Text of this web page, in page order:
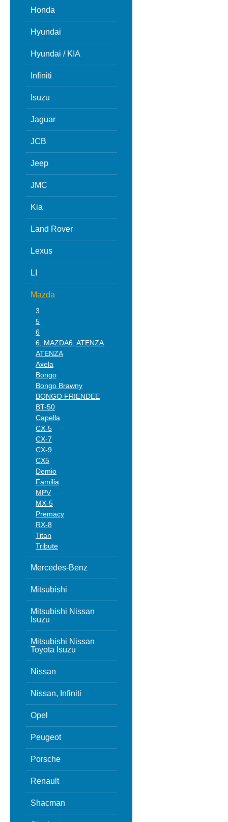
Honda
Hyundai
Hyundai / KIA
Infiniti
Isuzu
Jaguar
JCB
Jeep
JMC
Kia
Land Rover
Lexus
LI
Mazda
3
5
6
6, MAZDA6, ATENZA
ATENZA
Axela
Bongo
Bongo Brawny
BONGO FRIENDEE
BT-50
Capella
CX-5
CX-7
CX-9
CX5
Demio
Familia
MPV
MX-5
Premacy
RX-8
Titan
Tribute
Mercedes-Benz
Mitsubishi
Mitsubishi Nissan
Isuzu
Mitsubishi Nissan
Toyota Isuzu
Nissan
Nissan, Infiniti
Opel
Peugeot
Porsche
Renault
Shacman